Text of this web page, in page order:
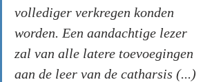
vollediger verkregen konden
worden. Een aandachtige lezer
zal van alle latere toevoegingen
aan de leer van de catharsis (...)